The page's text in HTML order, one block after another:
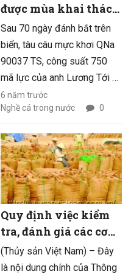
được mùa khai thác
mực
Sau 70 ngày đánh bắt trên
biển, tàu câu mực khơi QNa
90037 TS, công suất 750
mã lực của anh Lương Tới ở
thôn Đông Mỹ, xã Tam Giang,
huyện Núi Thành, tỉnh Quảng
Nam (trên tàu có 37 thuyền
viên) vừa vào bờ cùng 42
tấn mực khô đánh bắt được.
6 năm trước
Nghề cá trong nước
0
Quy định việc kiểm
tra, đánh giá các cơ
sở sản xuất kinh
doanh vật tư nông
(Thủy sản Việt Nam) – Đây
là nội dung chính của Thông